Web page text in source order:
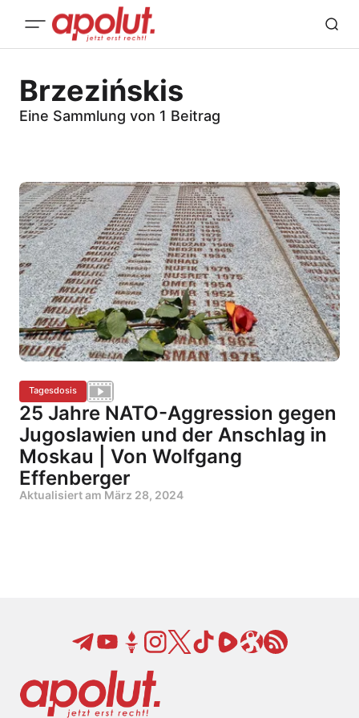
Brzezińskis
Eine Sammlung von 1 Beitrag
Tagesdosis
25 Jahre NATO-Aggression gegen
Jugoslawien und der Anschlag in
Moskau | Von Wolfgang
Effenberger
Aktualisiert am März 28, 2024